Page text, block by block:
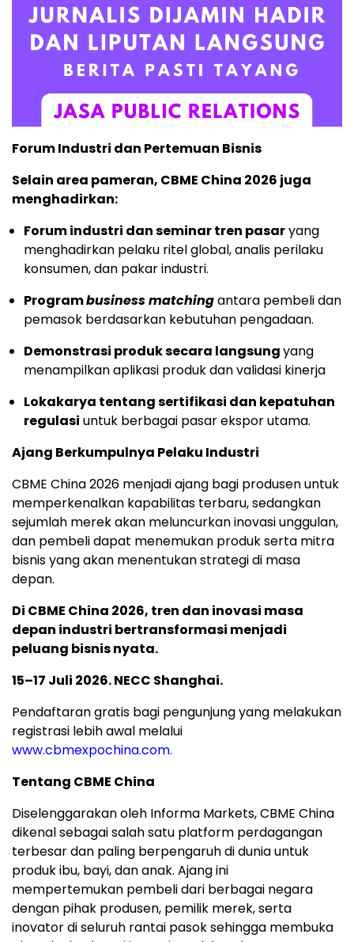
Forum Industri dan Pertemuan Bisnis
Selain area pameran, CBME China 2026 juga
menghadirkan:
Forum industri dan seminar tren pasaryang
menghadirkan pelaku ritel global, analis perilaku
konsumen, dan pakar industri.
Programbusiness matchingantara pembeli dan
pemasok berdasarkan kebutuhan pengadaan.
Demonstrasi produk secara langsungyang
menampilkan aplikasi produk dan validasi kinerja
Lokakarya tentang sertifikasi dan kepatuhan
regulasi untuk berbagai pasar ekspor utama.
Ajang Berkumpulnya Pelaku Industri
CBME China 2026 menjadi ajang bagi produsen untuk
memperkenalkan kapabilitas terbaru, sedangkan
sejumlah merek akan meluncurkan inovasi unggulan,
dan pembeli dapat menemukan produk serta mitra
bisnis yang akan menentukan strategi di masa
depan.
Di CBME China 2026, tren dan inovasi masa
depan industri bertransformasi menjadi
peluang bisnis nyata.
15–17 Juli 2026. NECC Shanghai.
Pendaftaran gratis bagi pengunjung yang melakukan
registrasi lebih awal melalui
www.cbmexpochina.com.
Tentang CBME China
Diselenggarakan oleh Informa Markets, CBME China
dikenal sebagai salah satu platform perdagangan
terbesar dan paling berpengaruh di dunia untuk
produk ibu, bayi, dan anak. Ajang ini
mempertemukan pembeli dari berbagai negara
dengan pihak produsen, pemilik merek, serta
inovator di seluruh rantai pasok sehingga membuka